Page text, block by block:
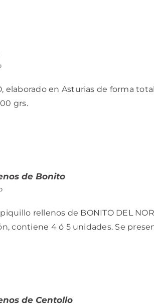
elaborado en Asturias de forma
grs.
de Bonito
rellenos de BONITO DEL
contiene 4 ó 5 unidades. Se
de Centollo